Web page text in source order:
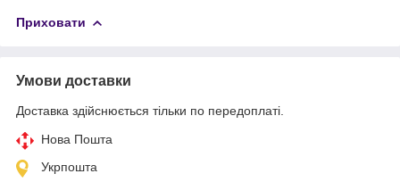
Приховати
Умови доставки
Доставка здійснюється тільки по передоплаті.
Нова Пошта
Укрпошта